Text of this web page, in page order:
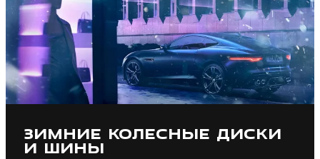
ЗИМНИЕ КОЛЕСНЫЕ ДИСКИ
И ШИНЫ